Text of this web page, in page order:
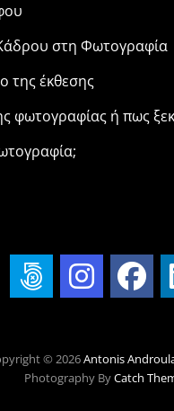
στη Φωτογραφία
της έκθεσης
φωτογραφίας ή πως
© 2026Antonis
Photography ByCatch